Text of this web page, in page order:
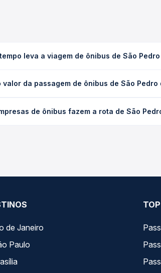
leva a viagem de ônibus de São
executivo ou leito) e as
valor da passagem de ônibus de São
empresa, o tipo de poltrona e a
de ônibus fazem a rota de São
de Janeiro
Paulo